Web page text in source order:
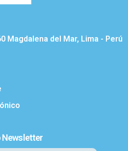
Magdalena del Mar, Lima - Perú
Newsletter